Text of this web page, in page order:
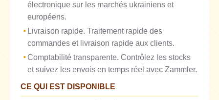
électronique sur les marchés ukrainiens et
européens.
Livraison rapide. Traitement rapide des
commandes et livraison rapide aux clients.
Comptabilité transparente. Contrôlez les stocks
et suivez les envois en temps réel avec Zammler.
CE QUI EST DISPONIBLE